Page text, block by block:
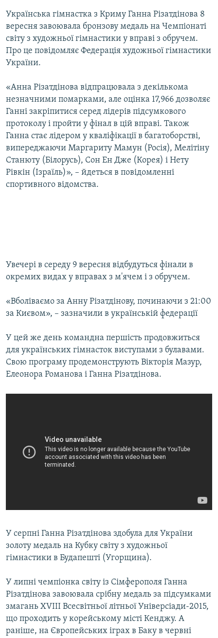
Усі сайти RFE/RL
Українська гімнастка з Криму Ганна Різатдінова 8
вересня завоювала бронзову медаль на Чемпіонаті
світу з художньої гімнастики у вправі з обручем.
Про це повідомляє Федерація художньої гімнастики
України.
«Анна Різатдінова відпрацювала з декількома
незначними помарками, але оцінка 17,966 дозволяє
Ганні закріпитися серед лідерів підсумкового
протоколу і пройти у фінал в цій вправі. Також
Ганна стає лідером у кваліфікації в багатоборстві,
випереджаючи Маргариту Мамун (Росія), Мелітіну
Станюту (Білорусь), Сон Ен Дже (Корея) і Нету
Рівкін (Ізраїль)», – йдеться в повідомленні
спортивного відомства.
Увечері в середу 9 вересня відбудуться фінали в
окремих видах у вправах з м'ячем і з обручем.
«Вболіваємо за Анну Різатдінову, починаючи з 21:00
за Києвом», – зазначили в українській федерації
У цей же день командна першість продовжиться
для українських гімнасток виступами з булавами.
Свою програму продемонструють Вікторія Мазур,
Елеонора Романова і Ганна Різатдінова.
У серпні Ганна Різатдінова здобула для України
золоту медаль на Кубку світу з художньої
гімнастики в Будапешті (Угорщина).
У липні чемпіонка світу із Сімферополя Ганна
Різатдінова завоювала срібну медаль за підсумками
змагань XVIII Всесвітньої літньої Універсіади-2015,
що проходить у корейському місті Кенджу. А
раніше, на Європейських іграх в Баку в червні